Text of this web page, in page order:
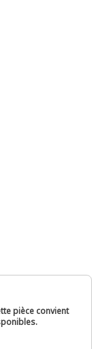
pièce convient